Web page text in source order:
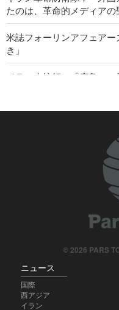
たのは、革命的メディアの
米誌フォーリンアフェア
き」
イラン大統領；「広島へ
米上院、再び対イラン戦
英労組10団体が、イラン
マレーシアとインドネシ
イラン大統領；「我々の
© 2026 PARS
ニュース
国際
西アジア
イラン